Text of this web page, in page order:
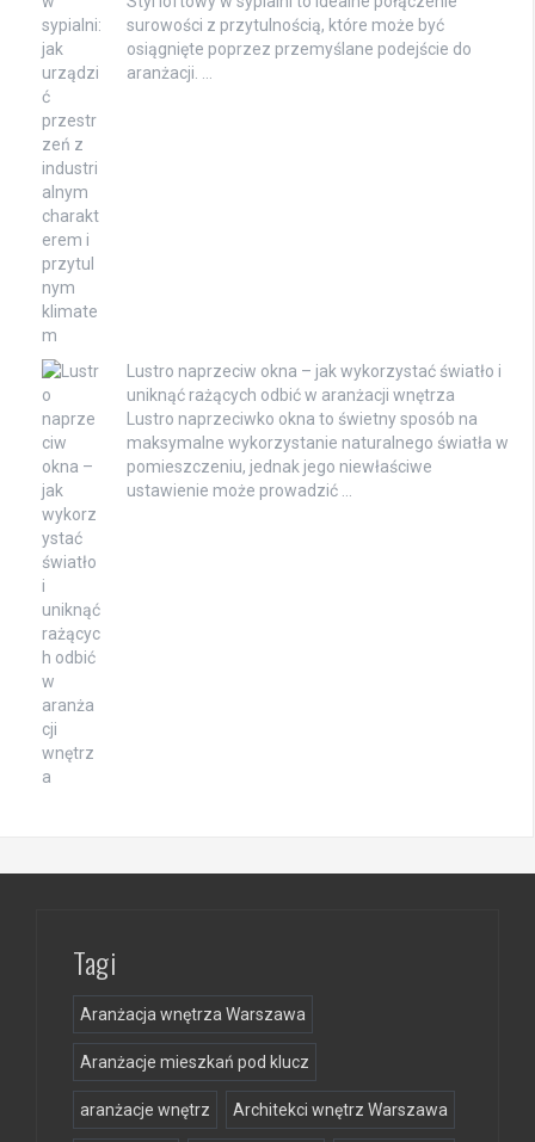
surowości z przytulnością, które może być
osiągnięte poprzez przemyślane podejście do
aranżacji. …
Lustro naprzeciw okna – jak wykorzystać światło i
uniknąć rażących odbić w aranżacji wnętrza
Lustro naprzeciwko okna to świetny sposób na
maksymalne wykorzystanie naturalnego światła w
pomieszczeniu, jednak jego niewłaściwe
ustawienie może prowadzić …
Tagi
Aranżacja wnętrza Warszawa
Aranżacje mieszkań pod klucz
aranżacje wnętrz Architekci wnętrz Warszawa